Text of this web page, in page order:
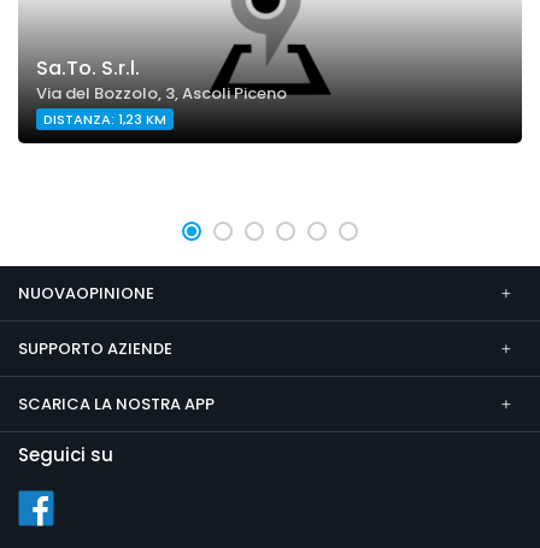
Sa.To. S.r.l.
Via del Bozzolo, 3, Ascoli Piceno
DISTANZA: 1,23 KM
NUOVAOPINIONE
SUPPORTO AZIENDE
SCARICA LA NOSTRA APP
Seguici su